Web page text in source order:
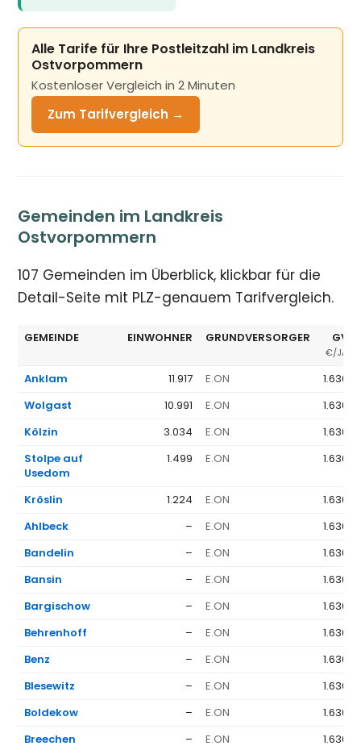
Alle Tarife für Ihre Postleitzahl im Landkreis
Ostvorpommern
Kostenloser Vergleich in 2 Minuten
Zum Tarifvergleich →
Gemeinden im Landkreis
Ostvorpommern
107 Gemeinden im Überblick, klickbar für die
Detail-Seite mit PLZ-genauem Tarifvergleich.
GEMEINDE EINWOHNER GRUNDVERSORGER GV Ø
€/JAHR
Anklam 11.917 E.ON
1.636 €
Wolgast
10.991 E.ON
1.636 €
Kölzin
3.034 E.ON
1.636 €
Stolpe auf
Usedom
1.499 E.ON 1.636 €
Kröslin 1.224 E.ON
1.636 €
Ahlbeck
– E.ON
1.636 €
Bandelin
– E.ON
1.636 €
Bansin
– E.ON
1.636 €
Bargischow
– E.ON
1.636 €
Behrenhoff
– E.ON
1.636 €
Benz
– E.ON
1.636 €
Blesewitz
– E.ON
1.636 €
Boldekow
– E.ON
1.636 €
Breechen
– E.ON
1.636 €